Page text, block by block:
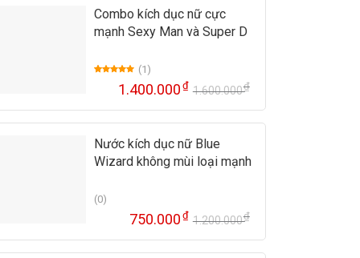
Combo kích dục nữ cực
mạnh Sexy Man và Super D
dựa trên
đánh giá
(1)
1.600.000₫
gốc
1.400.000₫
hiện
Nước kích dục nữ Blue
Wizard không mùi loại mạnh
(0)
1.200.000₫
gốc
750.000₫
hiện